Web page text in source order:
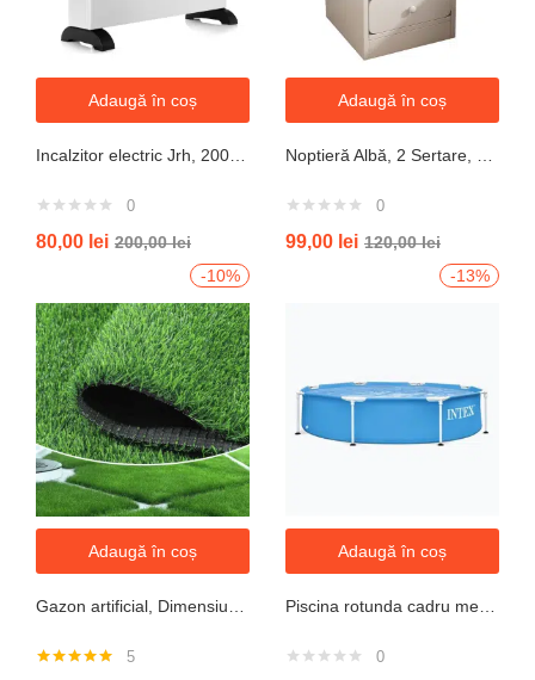
Adaugă în coș
0
80,00 lei 200,00lei
Adaugă în coș
0
99,00 lei 120,00lei
-10%
Adaugă în coș
5
-13%
Adaugă în coș
0